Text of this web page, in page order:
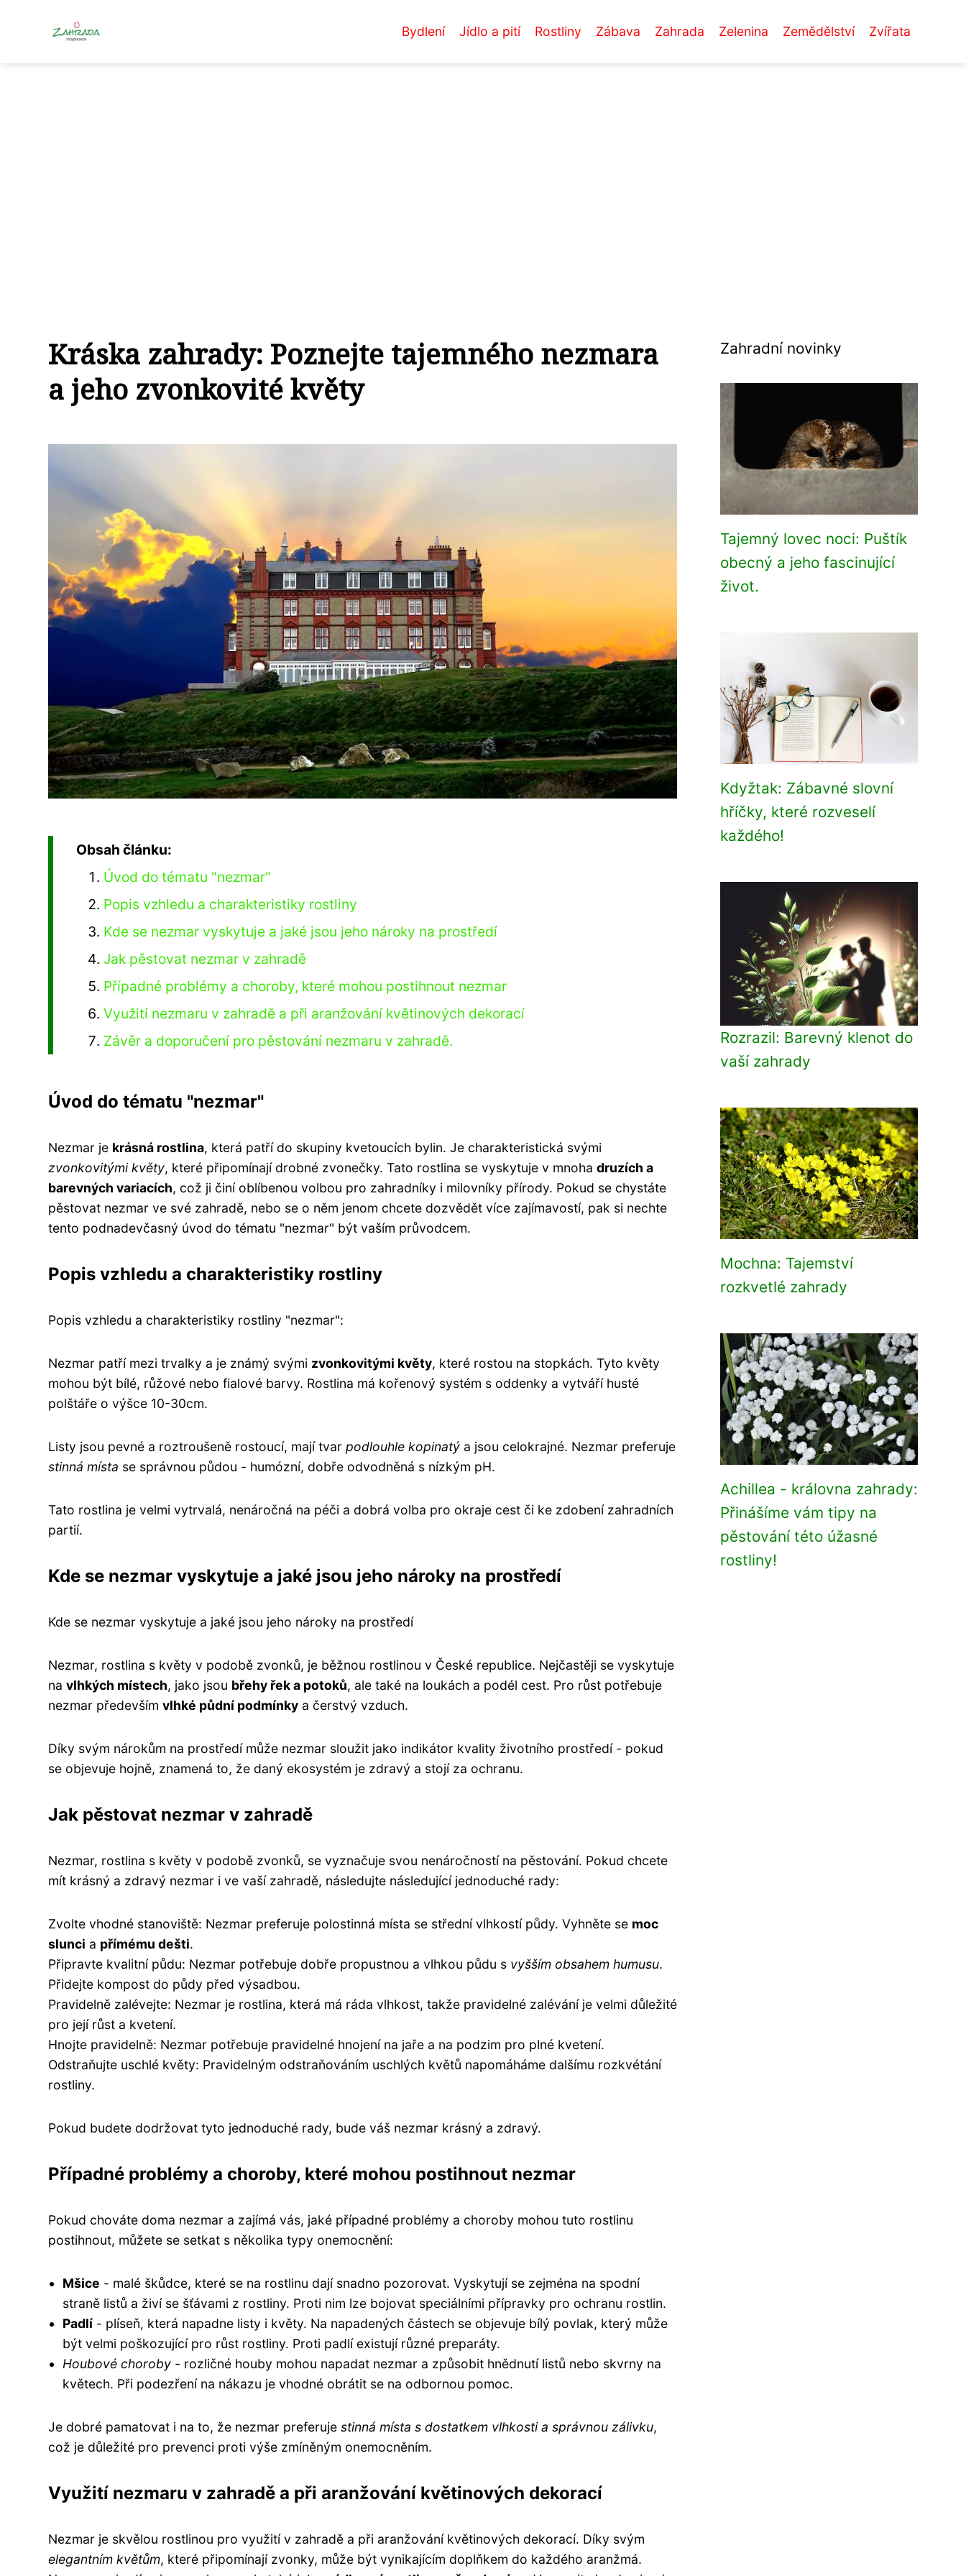
Bydlení Jídlo a pití Rostliny Zábava Zahrada Zelenina Zemědělství Zvířata
Kráska zahrady: Poznejte tajemného nezmara
a jeho zvonkovité květy
Obsah článku:
Úvod do tématu "nezmar"
Popis vzhledu a charakteristiky rostliny
Kde se nezmar vyskytuje a jaké jsou jeho nároky na prostředí
Jak pěstovat nezmar v zahradě
Případné problémy a choroby, které mohou postihnout nezmar
Využití nezmaru v zahradě a při aranžování květinových dekorací
Závěr a doporučení pro pěstování nezmaru v zahradě.
Úvod do tématu "nezmar"
Nezmar je krásná rostlina, která patří do skupiny kvetoucích bylin. Je charakteristická svými
zvonkovitými květy, které připomínají drobné zvonečky. Tato rostlina se vyskytuje v mnoha druzích a
barevných variacích, což ji činí oblíbenou volbou pro zahradníky i milovníky přírody. Pokud se chystáte
pěstovat nezmar ve své zahradě, nebo se o něm jenom chcete dozvědět více zajímavostí, pak si nechte
tento podnadevčasný úvod do tématu "nezmar" být vaším průvodcem.
Popis vzhledu a charakteristiky rostliny
Popis vzhledu a charakteristiky rostliny "nezmar":
Nezmar patří mezi trvalky a je známý svými zvonkovitými květy, které rostou na stopkách. Tyto květy
mohou být bílé, růžové nebo fialové barvy. Rostlina má kořenový systém s oddenky a vytváří husté
polštáře o výšce 10-30cm.
Listy jsou pevné a roztroušeně rostoucí, mají tvar podlouhle kopinatý a jsou celokrajné. Nezmar preferuje
stinná místa se správnou půdou - humózní, dobře odvodněná s nízkým pH.
Tato rostlina je velmi vytrvalá, nenáročná na péči a dobrá volba pro okraje cest či ke zdobení zahradních
partií.
Kde se nezmar vyskytuje a jaké jsou jeho nároky na prostředí
Kde se nezmar vyskytuje a jaké jsou jeho nároky na prostředí
Nezmar, rostlina s květy v podobě zvonků, je běžnou rostlinou v České republice. Nejčastěji se vyskytuje
na vlhkých místech, jako jsou břehy řek a potoků, ale také na loukách a podél cest. Pro růst potřebuje
nezmar především vlhké půdní podmínky a čerstvý vzduch.
Díky svým nárokům na prostředí může nezmar sloužit jako indikátor kvality životního prostředí - pokud
se objevuje hojně, znamená to, že daný ekosystém je zdravý a stojí za ochranu.
Jak pěstovat nezmar v zahradě
Nezmar, rostlina s květy v podobě zvonků, se vyznačuje svou nenáročností na pěstování. Pokud chcete
mít krásný a zdravý nezmar i ve vaší zahradě, následujte následující jednoduché rady:
Zvolte vhodné stanoviště: Nezmar preferuje polostinná místa se střední vlhkostí půdy. Vyhněte se moc
slunci a přímému dešti.
Připravte kvalitní půdu: Nezmar potřebuje dobře propustnou a vlhkou půdu s vyšším obsahem humusu.
Přidejte kompost do půdy před výsadbou.
Pravidelně zalévejte: Nezmar je rostlina, která má ráda vlhkost, takže pravidelné zalévání je velmi důležité
pro její růst a kvetení.
Hnojte pravidelně: Nezmar potřebuje pravidelné hnojení na jaře a na podzim pro plné kvetení.
Odstraňujte uschlé květy: Pravidelným odstraňováním uschlých květů napomáháme dalšímu rozkvétání
rostliny.
Pokud budete dodržovat tyto jednoduché rady, bude váš nezmar krásný a zdravý.
Případné problémy a choroby, které mohou postihnout nezmar
Pokud chováte doma nezmar a zajímá vás, jaké případné problémy a choroby mohou tuto rostlinu
postihnout, můžete se setkat s několika typy onemocnění:
Mšice - malé škůdce, které se na rostlinu dají snadno pozorovat. Vyskytují se zejména na spodní
straně listů a živí se šťávami z rostliny. Proti nim lze bojovat speciálními přípravky pro ochranu rostlin.
Padlí - plíseň, která napadne listy i květy. Na napadených částech se objevuje bílý povlak, který může
být velmi poškozující pro růst rostliny. Proti padlí existují různé preparáty.
Houbové choroby - rozličné houby mohou napadat nezmar a způsobit hnědnutí listů nebo skvrny na
květech. Při podezření na nákazu je vhodné obrátit se na odbornou pomoc.
Je dobré pamatovat i na to, že nezmar preferuje stinná místa s dostatkem vlhkosti a správnou zálivku,
což je důležité pro prevenci proti výše zmíněným onemocněním.
Využití nezmaru v zahradě a při aranžování květinových dekorací
Nezmar je skvělou rostlinou pro využití v zahradě a při aranžování květinových dekorací. Díky svým
elegantním květům, které připomínají zvonky, může být vynikajícím doplňkem do každého aranžmá.
Zahradní novinky
Tajemný lovec noci: Puštík
obecný a jeho fascinující
život.
Kdyžtak: Zábavné slovní
hříčky, které rozveselí
každého!
Rozrazil: Barevný klenot do
vaší zahrady
Mochna: Tajemství
rozkvetlé zahrady
Achillea - královna zahrady:
Přinášíme vám tipy na
pěstování této úžasné
rostliny!